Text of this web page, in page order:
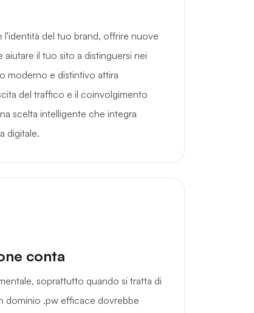
del tuo brand, offrire nuove
il tuo sito a distinguersi nei
moderno e distintivo attira
del traffico e il coinvolgimento
scelta intelligente che integra
digitale.
conta
soprattutto quando si tratta di
dominio .pw efficace dovrebbe